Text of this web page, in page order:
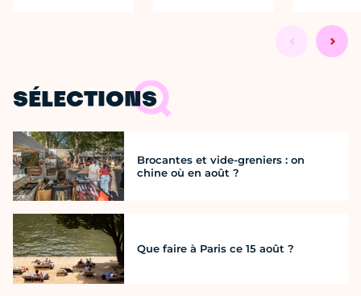
SÉLECTIONS
Brocantes et vide-greniers : on
chine où en août ?
Que faire à Paris ce 15 août ?